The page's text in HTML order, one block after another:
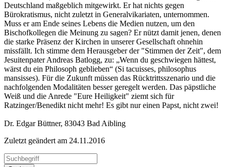
Deutschland maßgeblich mitgewirkt. Er hat nichts gegen
Bürokratismus, nicht zuletzt in Generalvikariaten, unternommen.
Muss er am Ende seines Lebens die Medien nutzen, um den
Bischofkollegen die Meinung zu sagen? Er nützt damit jenen, denen
die starke Präsenz der Kirchen in unserer Gesellschaft ohnehin
missfällt. Ich stimme dem Herausgeber der "Stimmen der Zeit", dem
Jesuitenpater Andreas Batlogg, zu: „Wenn du geschwiegen hättest,
wärst du ein Philosoph geblieben“ (Si tacuisses, philosophus
mansisses). Für die Zukunft müssen das Rücktrittsszenario und die
nachfolgenden Modalitäten besser geregelt werden. Das päpstliche
Weiß und die Anrede "Eure Heiligkeit" ziemt sich für
Ratzinger/Benedikt nicht mehr! Es gibt nur einen Papst, nicht zwei!
Dr. Edgar Büttner, 83043 Bad Aibling
Zuletzt geändert am 24­.11.2016